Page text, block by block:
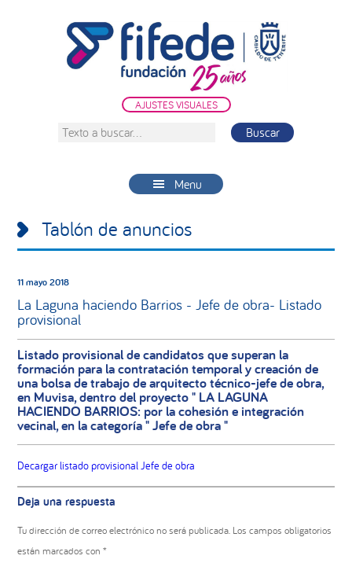
AJUSTES VISUALES
Texto
Menu
Tablón de anuncios
11 mayo 2018
La Laguna haciendo Barrios - Jefe de obra- Listado
provisional
Listado provisional de candidatos que superan la
formación para la contratación temporal y creación de
una bolsa de trabajo de arquitecto técnico-jefe de obra,
en Muvisa, dentro del proyecto " LA LAGUNA
HACIENDO BARRIOS: por la cohesión e integración
vecinal, en la categoría " Jefe de obra "
Decargar listado provisional Jefe de obra
Interacciones
con
los
lectores
Deja una respuesta
Tu dirección de correo electrónico no será publicada. Los campos obligatorios
están marcados con*